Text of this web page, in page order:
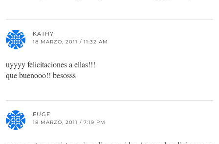
KATHY
18 MARZO, 2011 / 11:32 AM
uyyyy felicitaciones a ellas!!!
que buenooo!! besosss
EUGE
18 MARZO, 2011 / 7:19 PM